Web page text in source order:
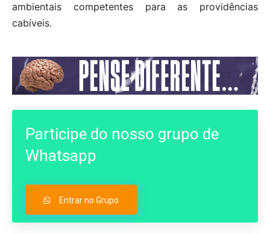
ambientais competentes para as providências
cabíveis.
Participe do nosso grupo de
Whatsapp
Entrar no Grupo